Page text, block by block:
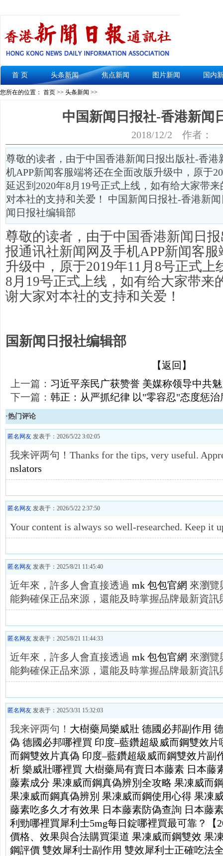
首 页 头条新闻 焦点新闻 图片新闻 国内
您所在的位置： 首页 >> 头条新闻 >>
中国新闻日报社-香港新闻
2018/12/2 作者：
尊敬的读者，由于中国香港新闻日报出版社-香
机APP新闻客服端将还在全面改版升级中，原于
延迟到2020年8月19号正式上线，如有给大家带
对本社的支持和关爱！ 中国新闻日报社-香港新
闻日报社编辑部
尊敬的读者，由于中国香港新闻日
报通讯社新闻网及手机APP新闻客
升级中，原于2019年11月8号正式上
8月19号正式上线，如有给大家带来
谢大家对本社的支持和关爱！
国新闻日报社编辑部
【返回】
上一篇： 习近平亲民广获赞誉 美媒称领导中共
下一篇： 韩正：从严抓纪律 以"零容忍"态度惩治
·热门评论
匿名网友 发表于：2026/5/22 3:02:05
我来评两句！Thanks for the tips, very useful.
nslators
匿名网友 发表于：2026/5/22 2:37:50
Your content is always so well-researched. Keep it
匿名网友 发表于：2025/8/21 11:45:40
近年來，許多人會直接透過 mk 包包官網 來瀏覽
能夠確保正品來源，還能及時掌握品牌最新資訊
匿名网友 发表于：2025/8/21 11:44:33
近年來，許多人會直接透過 mk 包包官網 來瀏覽
能夠確保正品來源，還能及時掌握品牌最新資訊
匿名网友 发表于：2025/3/31 15:32:03
我来评两句！ 大樹藥局樂威壯 德國必邦副作用
偽 德國必邦哪裡買 印度–藍鑽超級威而鋼雙效片
而鋼雙效片真偽 印度–藍鑽超級威而鋼雙效片副
析 樂威壯哪裡買 大樹藥局有賣日本藤素 日本藤
藤素成分 果凍威而鋼真偽辨別全攻略 果凍威而
果凍威而鋼真偽辨別 果凍威而鋼使用心得 果凍
藤素吃多久才有效果 日本藤素防偽查詢 日本藤
利勁哪裡買犀利士5mg每日錠哪裡買最可靠？【
價格、效果與合法購買渠道 果凍威而鋼雙效 果
鋼評價 雙效犀利士副作用 雙效犀利士正確吃法